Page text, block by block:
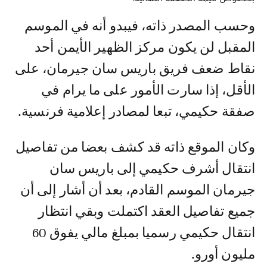
وحسب المصدر ذاته، فيبدو أنه في الموسم
المقبل لن يكون مركز الظهير الأيمن أحد
نقاط ضعف فريق باريس سان جيرمان، على
الأقل، إذا سارت الأمور على ما يرام في
صفقة حكيمي، تبعا لمصادر إعلامية فرنسية.
وكان الموقع ذاته قد كشف بعضا من تفاصيل
انتقال أشرف حكيمي إلى باريس سان
جيرمان الموسم القادم، بعد أن أشار إلى أن
جميع تفاصيل العقد اكتملت وبقي انتظار
انتقال حكيمي رسميا بمبلغ مالي يفوق 60
مليون أورو.